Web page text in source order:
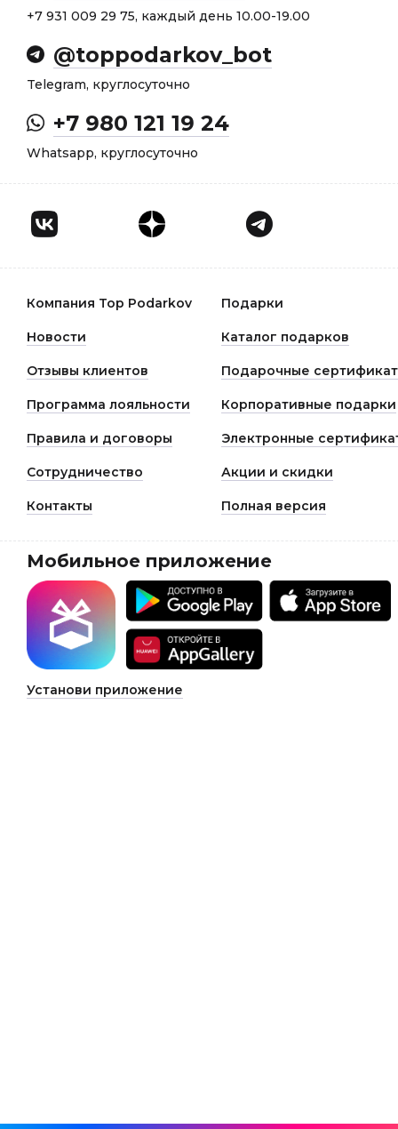
+7 931 009 29 75, каждый день 10.00-19.00
@toppodarkov_bot
Telegram, круглосуточно
+7 980 121 19 24
Whatsapp, круглосуточно
Компания Top Podarkov Подарки
Новости Каталог подарков
Отзывы клиентов Подарочные
Программа лояльности Корпоративные подарки
Правила и договоры Электронные
Сотрудничество Акции и скидки
Контакты Полная версия
Мобильное приложение
Установи приложение